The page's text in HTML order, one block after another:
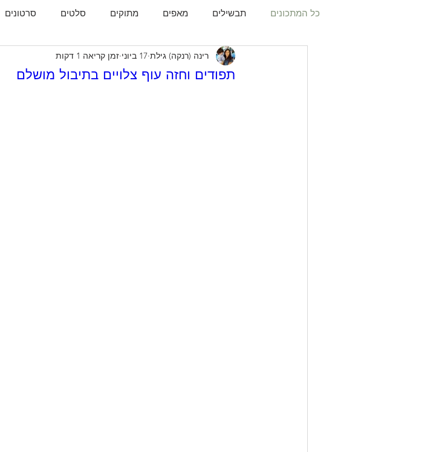
כל המתכונים תבשילים מאפים מתוקים סלטים סרטונים
תפו"א עוף עוגות המטבח הגאורגי
תפודים וחזה עוף צלויים בתיבול מושלם
רינה (רנקה) גילת 17 ביוני זמן קריאה 1 דקות